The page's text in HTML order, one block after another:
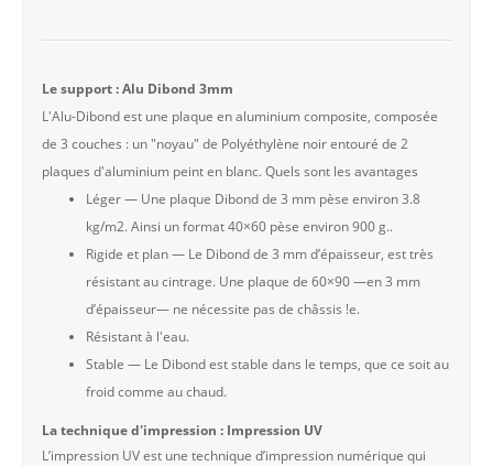
Le support : Alu Dibond 3mm
L'Alu-Dibond est une plaque en aluminium composite, composée
de 3 couches : un "noyau" de Polyéthylène noir entouré de 2
plaques d'aluminium peint en blanc. Quels sont les avantages
Léger — Une plaque Dibond de 3 mm pèse environ 3.8
kg/m2. Ainsi un format 40×60 pèse environ 900 g..
Rigide et plan — Le Dibond de 3 mm d’épaisseur, est très
résistant au cintrage. Une plaque de 60×90 —en 3 mm
d’épaisseur— ne nécessite pas de châssis !e.
Résistant à l'eau.
Stable — Le Dibond est stable dans le temps, que ce soit au
froid comme au chaud.
La technique d'impression : Impression UV
L’impression UV est une technique d’impression numérique qui